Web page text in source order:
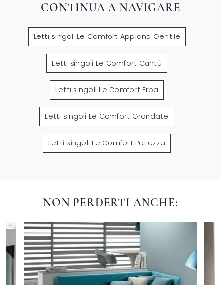
CONTINUA A NAVIGARE
Letti singoli Le Comfort Appiano Gentile
Letti singoli Le Comfort Cantù
Letti singoli Le Comfort Erba
Letti singoli Le Comfort Grandate
Letti singoli Le Comfort Porlezza
NON PERDERTI ANCHE: